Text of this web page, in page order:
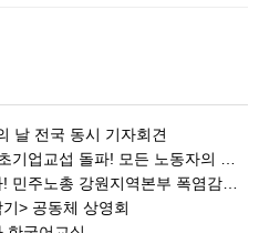
날 전국 동시 기자회견
동자의 노동기본권 쟁취! 민주노총 7.15 총파업대회
강원지역본부 폭염감시단 선포 기자회견
> 공동체 상영회